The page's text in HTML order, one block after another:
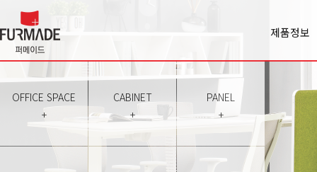
제품정보
Office
Panel
Chair
Sofa
OFFICE SPACE
+
CABINET
+
PANEL
+